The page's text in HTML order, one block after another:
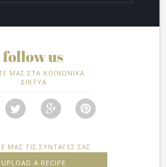
ΜΑΣ ΣΤΑ ΚΟΙΝΩΝΙΚΑ
ΔΙΚΤΥΑ
ΜΑΣ ΤΙΣ ΣΥΝΤΑΓΕΣ ΣΑΣ
UPLOAD A RECIPE